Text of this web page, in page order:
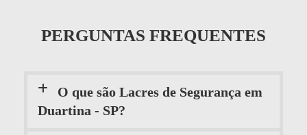
PERGUNTAS FREQUENTES
O que são Lacres de Segurança em
Duartina - SP?